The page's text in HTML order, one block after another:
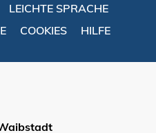
LEICHTE SPRACHE
COOKIES HILFE